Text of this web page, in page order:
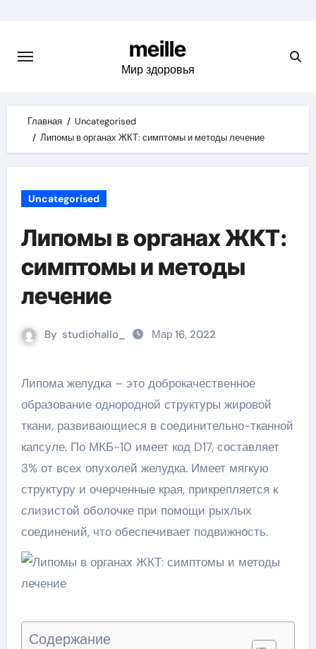
content
meille
Мир здоровья
Главная
Uncategorised
Липомы в органах ЖКТ: симптомы и методы лечение
Uncategorised
Липомы в органах ЖКТ:
симптомы и методы
лечение
By studiohallo_ Мар 16, 2022
Липома желудка – это доброкачественное
образование однородной структуры жировой
ткани, развивающиеся в соединительно-тканной
капсуле. По МКБ-10 имеет код D17, составляет
3% от всех опухолей желудка. Имеет мягкую
структуру и очерченные края, прикрепляется к
слизистой оболочке при помощи рыхлых
соединений, что обеспечивает подвижность.
Содержание